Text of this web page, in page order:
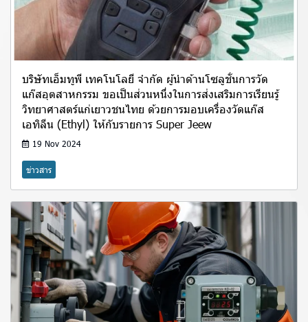
บริษัทเอ็มทูพี เทคโนโลยี จำกัด ผู้นำด้านโซลูชั่นการวัด
แก๊สอุตสาหกรรม ขอเป็นส่วนหนึ่งในการส่งเสริมการเรียนรู้
วิทยาศาสตร์แก่เยาวชนไทย ด้วยการมอบเครื่องวัดแก๊ส
เอทิลีน (Ethyl) ให้กับรายการ Super Jeew
19 Nov 2024
ข่าวสาร